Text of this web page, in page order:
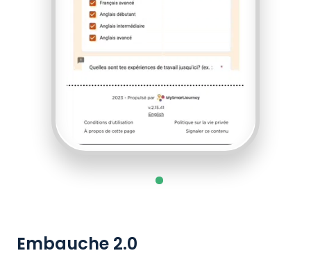
Embauche 2.0